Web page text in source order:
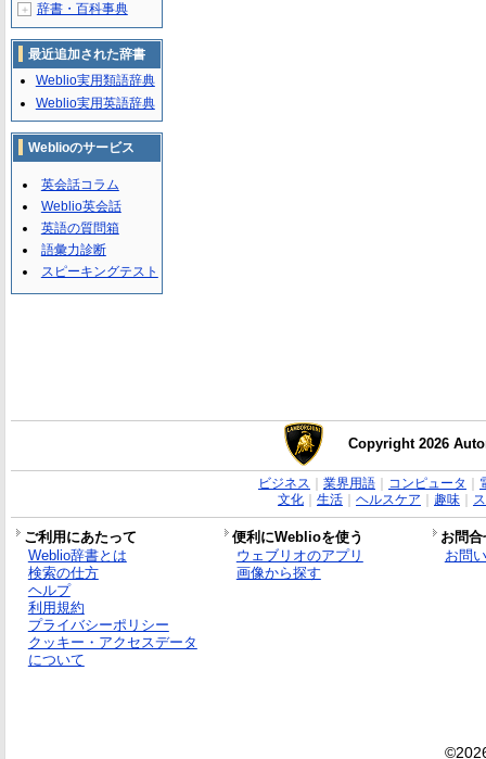
＋ 辞書・百科事典
最近追加された辞書
Weblio実用類語辞典
Weblio実用英語辞典
Weblioのサービス
英会話コラム
Weblio英会話
英語の質問箱
語彙力診断
スピーキングテスト
Copyright 2026
ビジネス 業界用語｜ コンピュータ
文化｜ 生活｜ ヘルスケア 趣味｜
ご利用にあたって 便利にWeblioを使う
お問
Weblio辞書とは
検索の仕方
ヘルプ
利用規約
プライバシーポリシー
クッキー・アクセスデータ
について
ウェブリオのアプリ
画像から探す
お問